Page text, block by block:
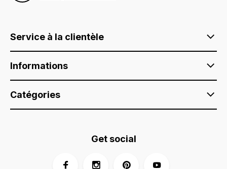
Service à la clientèle
Informations
Catégories
Get social